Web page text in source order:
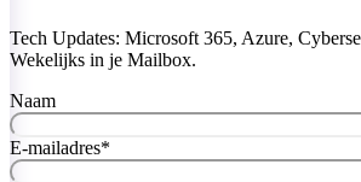
Tech Updates: Microsoft 365, Azure,
Wekelijks in je Mailbox.
Naam
E-mailadres*